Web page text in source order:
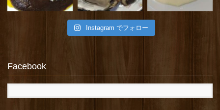
Instagram でフォロー
Facebook